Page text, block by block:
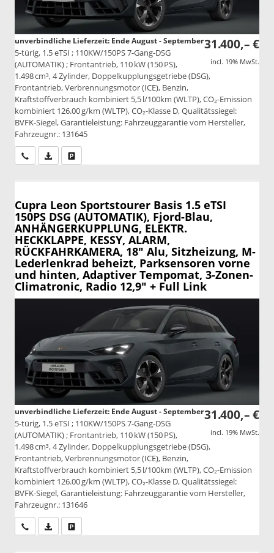
31.400,– €
incl. 19% MwSt.
unverbindliche Lieferzeit: Ende August - September
5-türig, 1.5 eTSI ; 110KW/150PS 7-Gang-DSG
(AUTOMATIK) ; Frontantrieb, 110 kW (150 PS),
1.498 cm³, 4 Zylinder, Doppelkupplungsgetriebe (DSG),
Frontantrieb, Verbrennungsmotor (ICE), Benzin,
Kraftstoffverbrauch kombiniert 5,5 l/100km (WLTP), CO₂-Emission
kombiniert 126.00 g/km (WLTP), CO₂-Klasse D, Qualitätssiegel:
BVFK-Siegel, Garantieleistung: Fahrzeuggarantie vom Hersteller,
Fahrzeugnr.: 131645
Wir rufen Sie anPDF-Datei, Fahrzeugexposé drucken
Cupra Leon Sportstourer Basis 1.5 eTSI
150PS DSG (AUTOMATIK), Fjord-Blau,
ANHÄNGERKUPPLUNG, ELEKTR.
HECKKLAPPE, KESSY, ALARM,
RÜCKFAHRKAMERA, 18" Alu, Sitzheizung, M-
Lederlenkrad beheizt, Parksensoren vorne
und hinten, Adaptiver Tempomat, 3-Zonen-
Climatronic, Radio 12,9" + Full Link
31.400,– €
incl. 19% MwSt.
unverbindliche Lieferzeit: Ende August - September
5-türig, 1.5 eTSI ; 110KW/150PS 7-Gang-DSG
(AUTOMATIK) ; Frontantrieb, 110 kW (150 PS),
1.498 cm³, 4 Zylinder, Doppelkupplungsgetriebe (DSG),
Frontantrieb, Verbrennungsmotor (ICE), Benzin,
Kraftstoffverbrauch kombiniert 5,5 l/100km (WLTP), CO₂-Emission
kombiniert 126.00 g/km (WLTP), CO₂-Klasse D, Qualitätssiegel:
BVFK-Siegel, Garantieleistung: Fahrzeuggarantie vom Hersteller,
Fahrzeugnr.: 131646
Wir rufen Sie anPDF-Datei, Fahrzeugexposé drucken